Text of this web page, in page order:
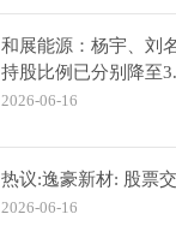
和展能源：杨宇、刘
持股比例已分别降至
2026-06-16
热议:逸豪新材: 股票
2026-06-16